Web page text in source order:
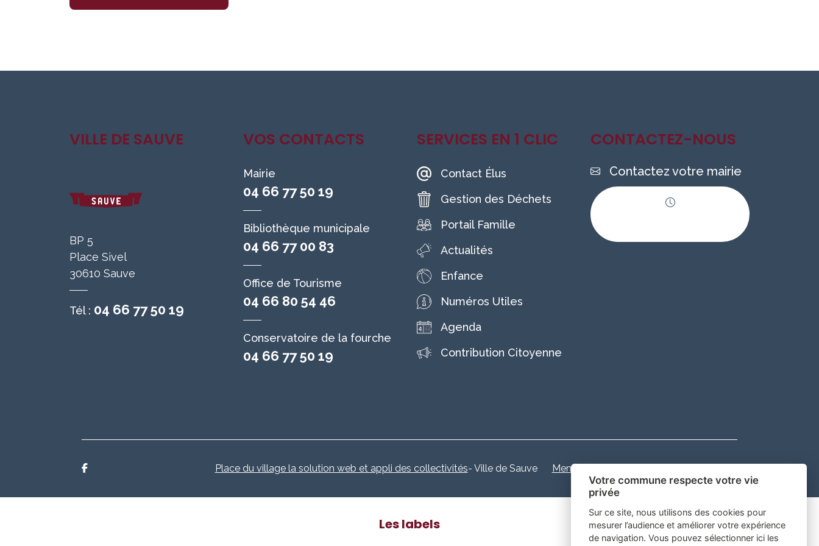
VILLE DE SAUVE
BP 5
Place Sivel
30610 Sauve
Tél : 04 66 77 50 19
VOS CONTACTS
Mairie
04 66 77 50 19
Bibliothèque municipale
04 66 77 00 83
Office de Tourisme
04 66 80 54 46
Conservatoire de la fourche
04 66 77 50 19
SERVICES EN 1 CLIC
Contact Élus
Gestion des Déchets
Portail Famille
Actualités
Enfance
Numéros Utiles
Agenda
Contribution Citoyenne
CONTACTEZ-NOUS
Contactez votre mairie
Place du village la solution web et appli des collectivités- Ville de Sauve Mentions légales
Les labels
Votre commune respecte votre vie
privée
Sur ce site, nous utilisons des cookies pour
mesurer l’audience et améliorer votre expérience
de navigation. Vous pouvez sélectionner ici les